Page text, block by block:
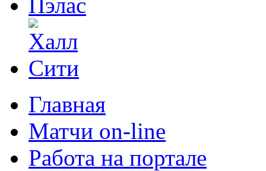
Главная
Матчи on-line
Работа на портале